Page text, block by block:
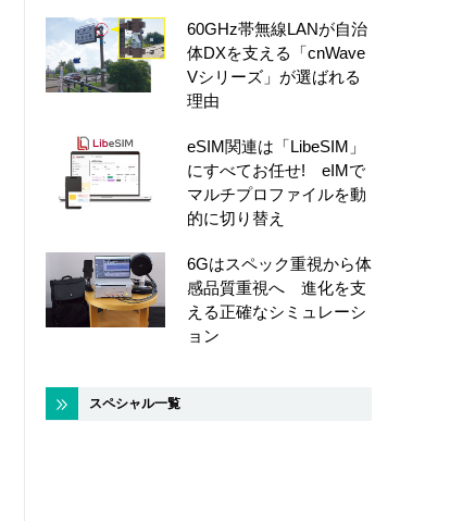
60GHz帯無線LANが自治
体DXを支える「cnWave
Vシリーズ」が選ばれる
理由
eSIM関連は「LibeSIM」
にすべてお任せ! eIMで
マルチプロファイルを動
的に切り替え
6Gはスペック重視から体
感品質重視へ 進化を支
える正確なシミュレーシ
ョン
スペシャル一覧